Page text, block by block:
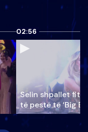
02:56
Selin shpallet
të pestë të ‘Big